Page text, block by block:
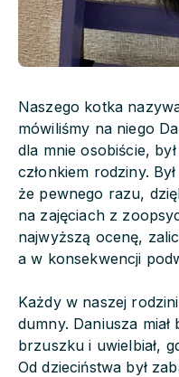
Naszego kotka
mówiliśmy na niego
dla mnie osobiście,
członkiem rodziny.
że pewnego razu,
na zajęciach z
najwyższą ocenę,
a w konsekwencji
Każdy w naszej
dumny. Daniusza
brzuszku i uwielbiał,
Od dzieciństwa był